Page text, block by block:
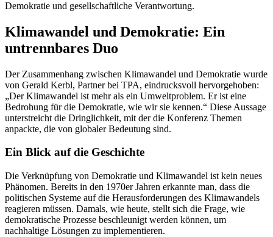
Demokratie und gesellschaftliche Verantwortung.
Klimawandel und Demokratie: Ein
untrennbares Duo
Der Zusammenhang zwischen Klimawandel und Demokratie wurde
von Gerald Kerbl, Partner bei TPA, eindrucksvoll hervorgehoben:
„Der Klimawandel ist mehr als ein Umweltproblem. Er ist eine
Bedrohung für die Demokratie, wie wir sie kennen.“ Diese Aussage
unterstreicht die Dringlichkeit, mit der die Konferenz Themen
anpackte, die von globaler Bedeutung sind.
Ein Blick auf die Geschichte
Die Verknüpfung von Demokratie und Klimawandel ist kein neues
Phänomen. Bereits in den 1970er Jahren erkannte man, dass die
politischen Systeme auf die Herausforderungen des Klimawandels
reagieren müssen. Damals, wie heute, stellt sich die Frage, wie
demokratische Prozesse beschleunigt werden können, um
nachhaltige Lösungen zu implementieren.